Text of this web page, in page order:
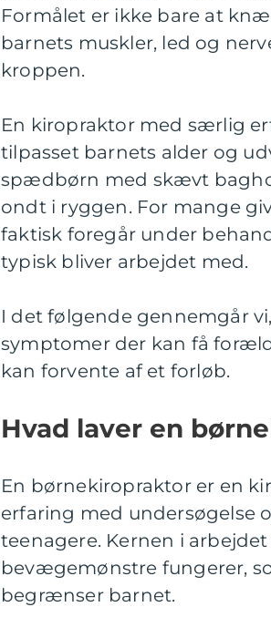
Formålet er ikke bare at
barnets muskler, led og
kroppen.
En kiropraktor med særlig
tilpasset barnets alder og
spædbørn med skævt
ondt i ryggen. For mange
faktisk foregår under
typisk bliver arbejdet med.
I det følgende gennemgår
symptomer der kan få
kan forvente af et forløb.
Hvad laver en
En børnekiropraktor er en
erfaring med undersøgelse
teenagere. Kernen i
bevægemønstre fungerer,
begrænser barnet.